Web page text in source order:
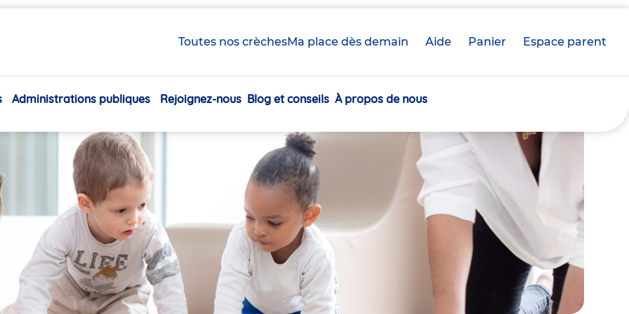
Toutes nos crèchesMa place dès demain Aide Panier crèche(s)
Espace parent
Navigation
Administrations publiques Rejoignez-nous Blog et conseils À propos de nous